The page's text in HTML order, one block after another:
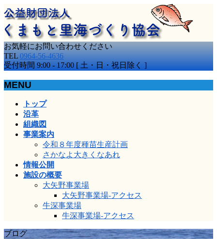
お気軽にお問い合わせください
TEL 0964-56-4636
受付時間 9:00 - 17:00 [ 土・日・祝日除く ]
MENU
トップ
沿革
組織図
事業案内
令和８年度種苗生産計画
さかなよ大きくなあれ
情報公開
施設の概要
大矢野事業場
大矢野事業場-アクセス
牛深事業場
牛深事業場-アクセス
ブログ